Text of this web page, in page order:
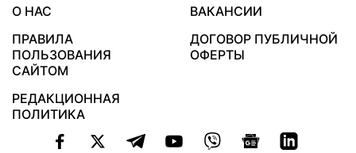
О НАС
ВАКАНСИИ
ПРАВИЛА
ПОЛЬЗОВАНИЯ
САЙТОМ
ДОГОВОР ПУБЛИЧНОЙ
ОФЕРТЫ
РЕДАКЦИОННАЯ
ПОЛИТИКА